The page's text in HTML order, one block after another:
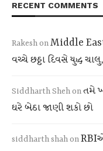
RECENT COMMENTS
RakeshonMiddle
વચ્ચે છઠ્ઠા દિવસે યુદ્ધ
Siddharth Shehonતમે
ઘરે બેઠા જાણી શકો છો
siddharth shahonRBIએ